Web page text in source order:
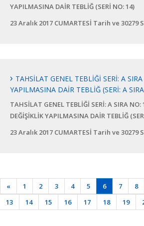
YAPILMASINA DAİR TEBLİĞ (SERİ NO: 14)
23 Aralık 2017 CUMARTESİ Tarih ve 30279
TAHSİLAT GENEL TEBLİĞİ SERİ: A
YAPILMASINA DAİR TEBLİĞ (SERİ: A
TAHSİLAT GENEL TEBLİĞİ SERİ: A SIRA NO:
DEĞİŞİKLİK YAPILMASINA DAİR TEBLİĞ
23 Aralık 2017 CUMARTESİ Tarih ve 30279
«Previous
1 2 3 4 5 6(current)
7 8
13
14 15 16 17 18 19